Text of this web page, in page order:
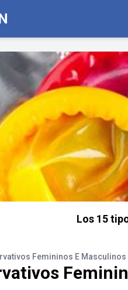
Los 15
Femininos E Masculinos